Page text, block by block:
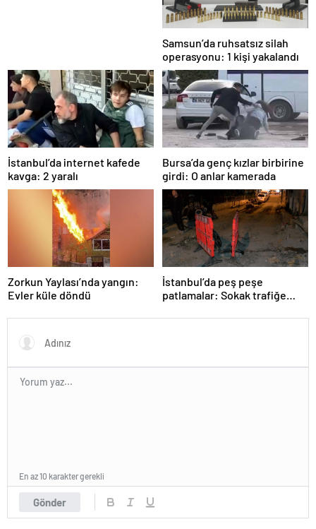
Samsun’da ruhsatsız silah
operasyonu: 1 kişi yakalandı
İstanbul’da internet kafede
kavga: 2 yaralı
Bursa’da genç kızlar birbirine
girdi: O anlar kamerada
Zorkun Yaylası’nda yangın:
Evler küle döndü
İstanbul’da peş peşe
patlamalar: Sokak trafiğe
Gönder
En az 10 karakter gerekli